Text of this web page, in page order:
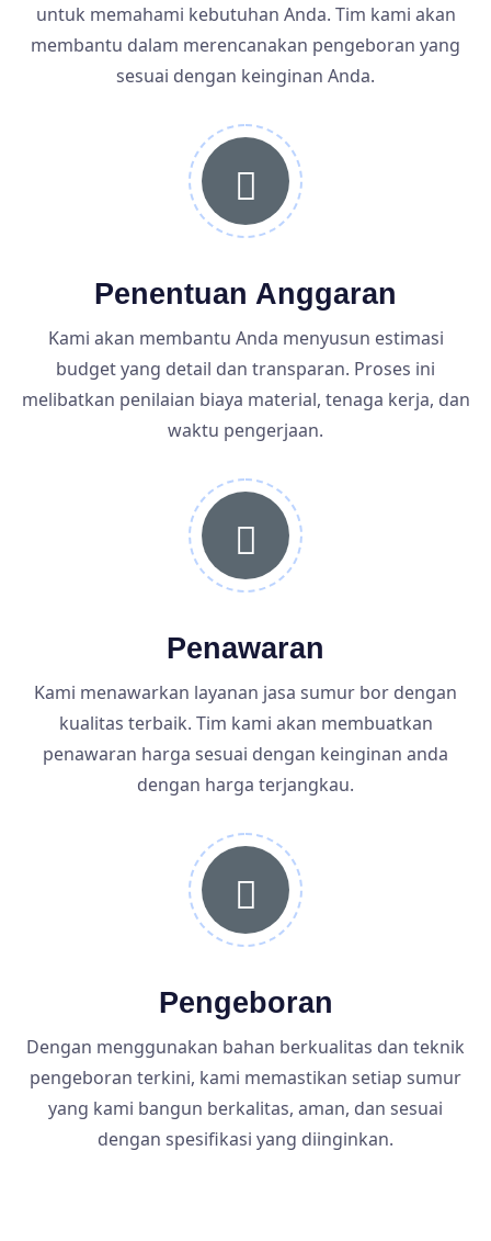
untuk memahami kebutuhan Anda. Tim kami akan
membantu dalam merencanakan pengeboran yang
sesuai dengan keinginan Anda.
Penentuan Anggaran
Kami akan membantu Anda menyusun estimasi
budget yang detail dan transparan. Proses ini
melibatkan penilaian biaya material, tenaga kerja, dan
waktu pengerjaan.
Penawaran
Kami menawarkan layanan jasa sumur bor dengan
kualitas terbaik. Tim kami akan membuatkan
penawaran harga sesuai dengan keinginan anda
dengan harga terjangkau.
Pengeboran
Dengan menggunakan bahan berkualitas dan teknik
pengeboran terkini, kami memastikan setiap sumur
yang kami bangun berkalitas, aman, dan sesuai
dengan spesifikasi yang diinginkan.